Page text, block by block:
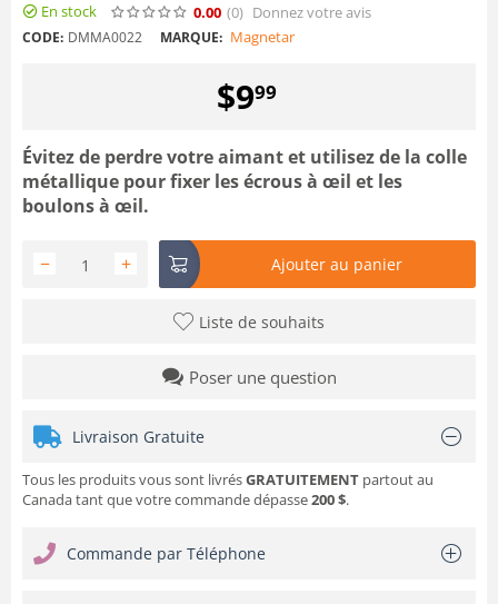
En stock 0.00 (0) Donnez votre avis
CODE: DMMA0022 MARQUE: Magnetar
$999
Évitez de perdre votre aimant et utilisez de la colle
métallique pour fixer les écrous à œil et les
boulons à œil.
+
− Ajouter au panier
Liste de souhaits
Poser une question
Livraison Gratuite
Tous les produits vous sont livrésGRATUITEMENT partout au
Canada tant que votre commande dépasse200 $.
Commande par Téléphone